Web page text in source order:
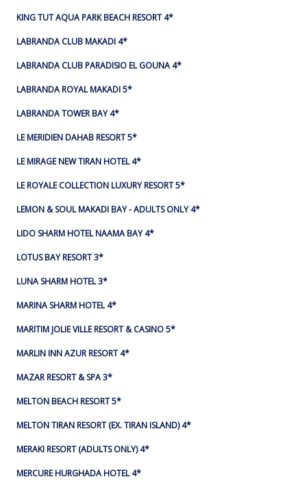
KING TUT AQUA PARK BEACH RESORT 4*
LABRANDA CLUB MAKADI 4*
LABRANDA CLUB PARADISIO EL GOUNA 4*
LABRANDA ROYAL MAKADI 5*
LABRANDA TOWER BAY 4*
LE MERIDIEN DAHAB RESORT 5*
LE MIRAGE NEW TIRAN HOTEL 4*
LE ROYALE COLLECTION LUXURY RESORT 5*
LEMON & SOUL MAKADI BAY - ADULTS ONLY 4*
LIDO SHARM HOTEL NAAMA BAY 4*
LOTUS BAY RESORT 3*
LUNA SHARM HOTEL 3*
MARINA SHARM HOTEL 4*
MARITIM JOLIE VILLE RESORT & CASINO 5*
MARLIN INN AZUR RESORT 4*
MAZAR RESORT & SPA 3*
MELTON BEACH RESORT 5*
MELTON TIRAN RESORT (EX. TIRAN ISLAND) 4*
MERAKI RESORT (ADULTS ONLY) 4*
MERCURE HURGHADA HOTEL 4*